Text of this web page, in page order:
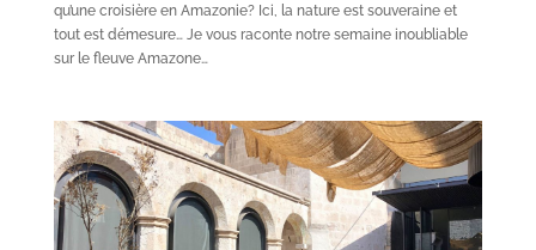
qu’une croisière en Amazonie? Ici, la nature est souveraine et
tout est démesure… Je vous raconte notre semaine inoubliable
sur le fleuve Amazone…